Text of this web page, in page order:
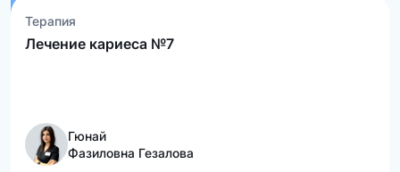
Терапия
Лечение кариеса №7
Гюнай
Фазиловна Гезалова